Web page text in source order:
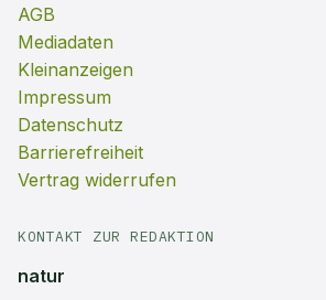
AGB
Mediadaten
Kleinanzeigen
Impressum
Datenschutz
Barrierefreiheit
Vertrag widerrufen
KONTAKT ZUR REDAKTION
natur